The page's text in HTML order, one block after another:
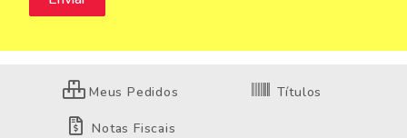
Meus Pedidos Títulos
Notas Fiscais